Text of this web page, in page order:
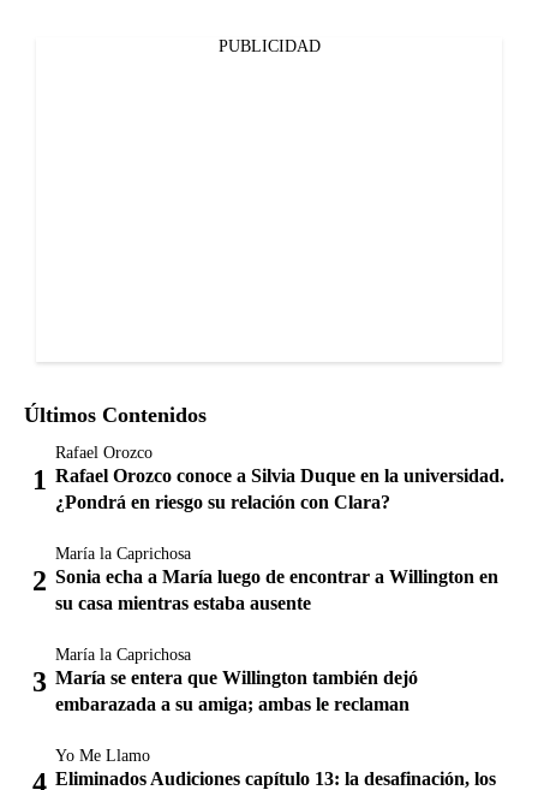
PUBLICIDAD
Últimos Contenidos
Rafael Orozco
Rafael Orozco conoce a Silvia Duque en la universidad.
¿Pondrá en riesgo su relación con Clara?
María la Caprichosa
Sonia echa a María luego de encontrar a Willington en
su casa mientras estaba ausente
María la Caprichosa
María se entera que Willington también dejó
embarazada a su amiga; ambas le reclaman
Yo Me Llamo
Eliminados Audiciones capítulo 13: la desafinación, los